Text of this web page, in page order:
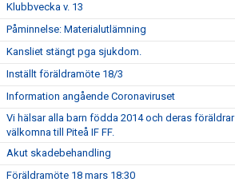
Klubbvecka v. 13
Påminnelse: Materialutlämning
Kansliet stängt pga sjukdom.
Inställt föräldramöte 18/3
Information angående Coronaviruset
Vi hälsar alla barn födda 2014 och deras föräldrar
välkomna till Piteå IF FF.
Akut skadebehandling
Föräldramöte 18 mars 18:30